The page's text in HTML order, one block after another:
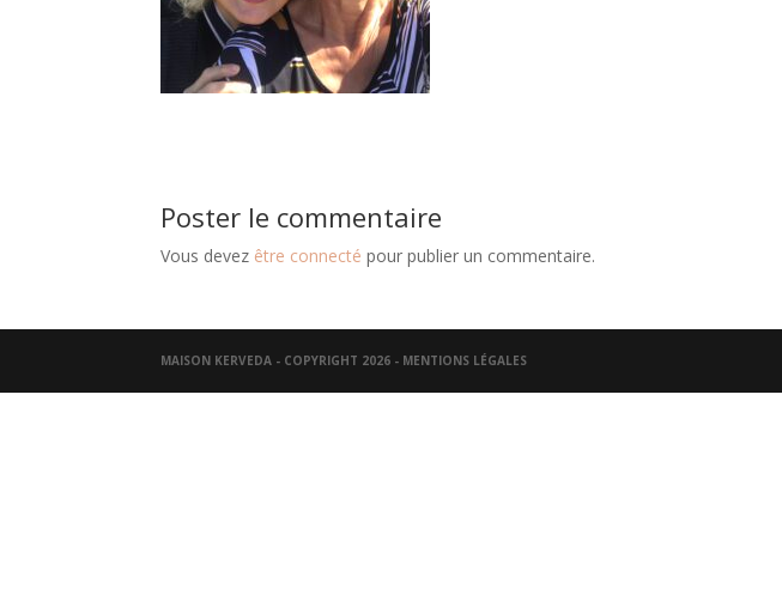
Poster le commentaire
Vous devez être connecté pour publier un commentaire.
MAISON KERVEDA - COPYRIGHT 2026 - MENTIONS LÉGALES